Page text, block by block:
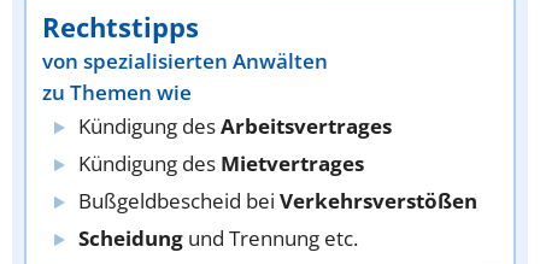
Rechtstipps
von spezialisierten Anwälten
zu Themen wie
Kündigung desArbeitsvertrages
Kündigung des Mietvertrages
Bußgeldbescheid bei Verkehrsverstößen
Scheidung und Trennung etc.